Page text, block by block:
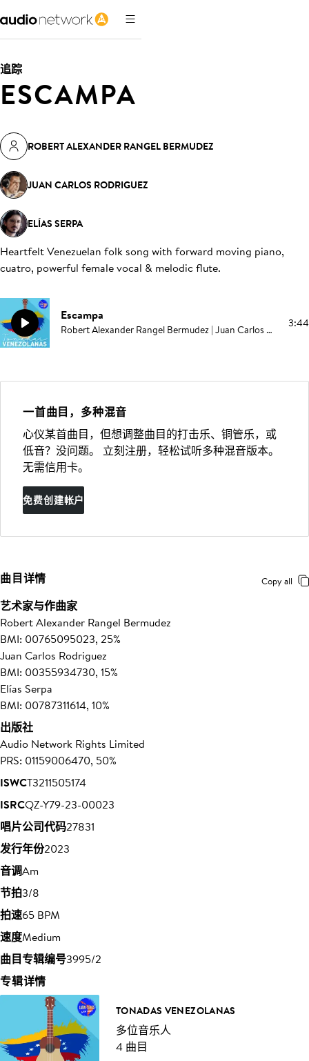
追踪
ESCAMPA
ROBERT ALEXANDER RANGEL BERMUDEZ
JUAN CARLOS RODRIGUEZ
ELÍAS SERPA
Heartfelt Venezuelan folk song with forward moving piano,
cuatro, powerful female vocal & melodic flute.
Escampa
Robert Alexander Rangel Bermudez | Juan Carlos Rodriguez | Elías Serpa 3:44
一首曲目，多种混音
心仪某首曲目，但想调整曲目的打击乐、铜管乐，或
低音？没问题。 立刻注册，轻松试听多种混音版本。
无需信用卡。
免费创建帐户
曲目详情 Copy all
艺术家与作曲家
Robert Alexander Rangel Bermudez
BMI: 00765095023, 25%
Juan Carlos Rodriguez
BMI: 00355934730, 15%
Elías Serpa
BMI: 00787311614, 10%
出版社
Audio Network Rights Limited
PRS: 01159006470, 50%
ISWCT3211505174
ISRCQZ-Y79-23-00023
唱片公司代码27831
发行年份2023
音调Am
节拍3/8
拍速65 BPM
速度Medium
曲目专辑编号3995/2
专辑详情
TONADAS VENEZOLANAS
多位音乐人
4 曲目